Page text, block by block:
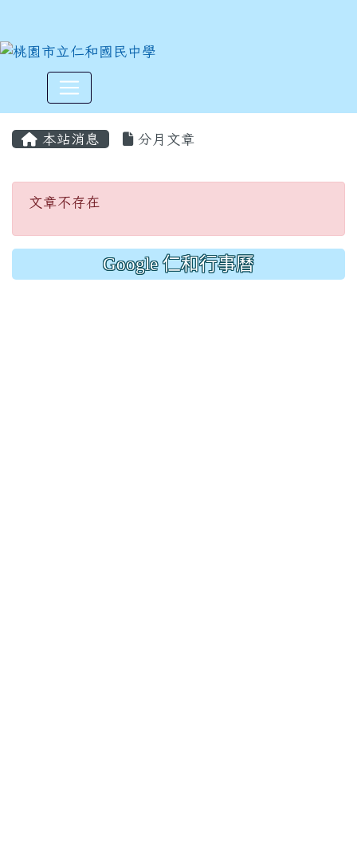
本站消息 分月文章
文章不存在
文章不存在
Google 仁和行事曆